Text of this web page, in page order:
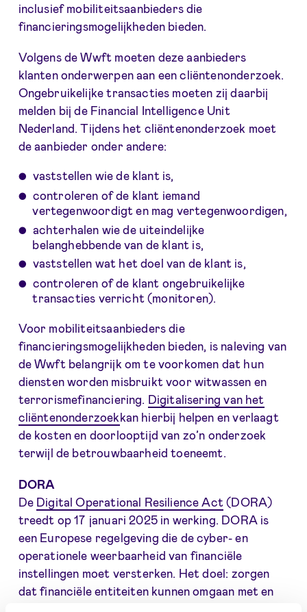
inclusief mobiliteitsaanbieders die
financieringsmogelijkheden bieden.
Volgens de Wwft moeten deze aanbieders
klanten onderwerpen aan een cliëntenonderzoek.
Ongebruikelijke transacties moeten zij daarbij
melden bij de Financial Intelligence Unit
Nederland. Tijdens het cliëntenonderzoek moet
de aanbieder onder andere:
vaststellen wie de klant is,
controleren of de klant iemand
vertegenwoordigt en mag vertegenwoordigen,
achterhalen wie de uiteindelijke
belanghebbende van de klant is,
vaststellen wat het doel van de klant is,
controleren of de klant ongebruikelijke
transacties verricht (monitoren).
Voor mobiliteitsaanbieders die
financieringsmogelijkheden bieden, is naleving van
de Wwft belangrijk om te voorkomen dat hun
diensten worden misbruikt voor witwassen en
terrorismefinanciering. Digitalisering van het
cliëntenonderzoekkan hierbij helpen en verlaagt
de kosten en doorlooptijd van zo’n onderzoek
terwijl de betrouwbaarheid toeneemt.
DORA
De Digital Operational Resilience Act (DORA)
treedt op 17 januari 2025 in werking. DORA is
een Europese regelgeving die de cyber- en
operationele weerbaarheid van financiële
instellingen moet versterken. Het doel: zorgen
dat financiële entiteiten kunnen omgaan met en